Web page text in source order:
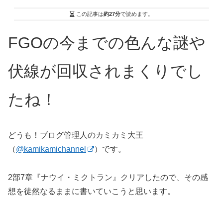
この記事は約27分で読めます。
FGOの今までの色んな謎や
伏線が回収されまくりでし
たね！
どうも！ブログ管理人のカミカミ大王
（@kamikamichannel ）です。
2部7章『ナウイ・ミクトラン』クリアしたので、その感
想を徒然なるままに書いていこうと思います。